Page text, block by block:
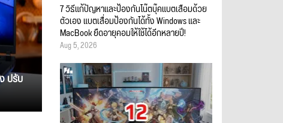
ปรับ
7 วิธีแก้ปัญหาและป้องกันโน๊ตบุ๊คแบตเสื่อมด้วย
ตัวเอง แบตเสื่อมป้องกันได้ทั้ง Windows และ
MacBook ยืดอายุคอมให้ใช้ได้อีกหลายปี!
Aug 5, 2026